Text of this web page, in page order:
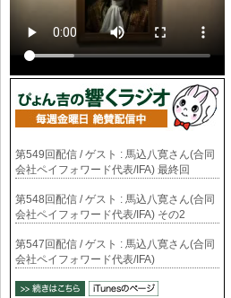
第549回配信 / ゲスト : 馬込八寛さん(合同
会社ペイフォワード代表/IFA) 最終回
第548回配信 / ゲスト : 馬込八寛さん(合同
会社ペイフォワード代表/IFA) その2
第547回配信 / ゲスト : 馬込八寛さん(合同
会社ペイフォワード代表/IFA)